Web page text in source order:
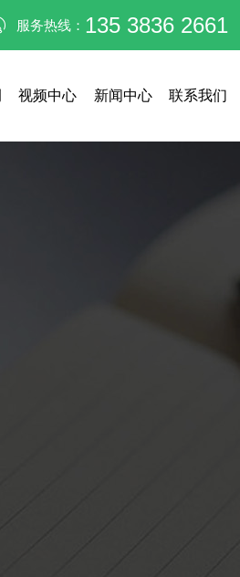
服务热线： 135 3836 2661
视频中心 新闻中心 联系我们